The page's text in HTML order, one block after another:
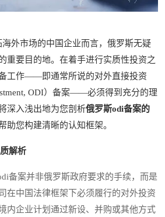
外市场的中国企业而言，俄罗斯无疑
重要目的地。在着手进行实质性投资之
工作——即通常所说的对外直接投资
ODI）备案——必须得到充分的理
深入浅出地为您剖析俄罗斯odi备案的
助您构建清晰的认知框架。
解析
案并非俄罗斯政府要求的手续，而是
在中国法律框架下必须履行的对外投资
内企业计划通过新设、并购或其他方式